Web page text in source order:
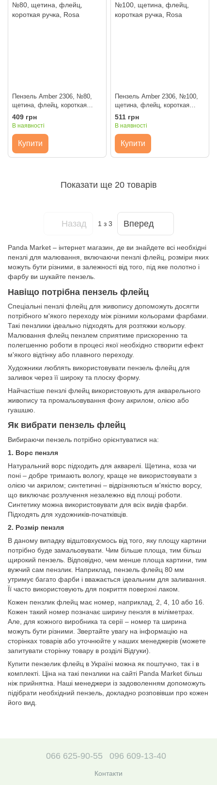
Пензель Amber 2306, №80,
щетина, флейц, короткая
ручка, Rosa
409 грн
В наявності
Купити
Пензель Amber 2306, №100,
щетина, флейц, короткая
ручка, Rosa
511 грн
В наявності
Купити
Показати ще 20 товарів
Назад 1 з 3 Вперед
Panda Market – інтернет магазин, де ви знайдете всі необхідні
пензлі для малювання, включаючи пензлі флейц, розміри яких
можуть бути різними, в залежності від того, під яке полотно і
фарбу ви шукайте пензель.
Навіщо потрібна пензель флейц
Спеціальні пензлі флейц для живопису допоможуть досягти
потрібного м'якого переходу між різними кольорами фарбами.
Такі пензлики ідеально підходять для розтяжки кольору.
Малювання флейц пензлем сприятиме прискоренню та
полегшенню роботи в процесі якої необхідно створити ефект
м'якого відтінку або плавного переходу.
Художники люблять використовувати пензель флейц для
заливок через її широку та плоску форму.
Найчастіше пензлі флейц використовують для акварельного
живопису та промальовування фону акрилом, олією або
гуашшю.
Як вибрати пензель флейц
Вибираючи пензель потрібно орієнтуватися на:
1. Ворс пензля
Натуральний ворс підходить для акварелі. Щетина, коза чи
поні – добре тримають вологу, краще не використовувати з
олією чи акрилом; синтетичні – відрізняються м'якістю ворсу,
що виключає розлучення незалежно від площі роботи.
Синтетику можна використовувати для всіх видів фарби.
Підходять для художників-початківців.
2. Розмір пензля
В даному випадку відштовхуємось від того, яку площу картини
потрібно буде замальовувати. Чим більше площа, тим більш
щирокий пензель. Відповідно, чем менше площа картини, тим
вужчий сам пензлик. Наприклад, пензель флейц 80 мм
утримує багато фарби і вважається ідеальним для заливання.
Її часто використовують для покриття поверхні лаком.
Кожен пензлик флейц має номер, наприклад, 2, 4, 10 або 16.
Кожен такий номер позначає ширину пензля в міліметрах.
Але, для кожного виробника та серії – номер та ширина
можуть бути різними. Звертайте увагу на інформацію на
сторінках товарів або уточнюйте у наших менеджерів (можете
запитувати сторінку товару в розділі Відгуки).
Купити пензелик флейц в Україні можна як поштучно, так і в
комплекті. Ціна на такі пензлики на сайті Panda Market більш
ніж прийнятна. Наші менеджери із задоволенням допоможуть
підібрати необхідний пензель, докладно розповівши про кожен
його вид.
066 625-90-55 096 609-13-40
Контакти